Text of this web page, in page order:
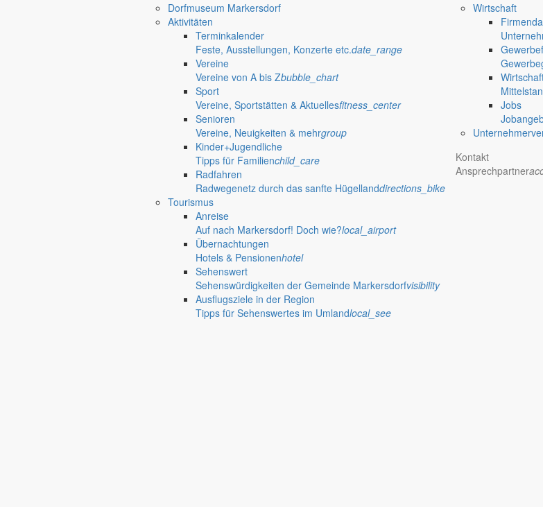
Dorfmuseum Markersdorf
Aktivitäten
Terminkalender
Feste, Ausstellungen, Konzerte etc.date_range
Vereine
Vereine von A bis Zbubble_chart
Sport
Vereine, Sportstätten & Aktuellesfitness_center
Senioren
Vereine, Neuigkeiten & mehrgroup
Kinder+Jugendliche
Tipps für Familienchild_care
Radfahren
Radwegenetz durch das sanfte Hügellanddirections_bike
Tourismus
Anreise
Auf nach Markersdorf! Doch wie?local_airport
Übernachtungen
Hotels & Pensionenhotel
Sehenswert
Sehenswürdigkeiten der Gemeinde Markersdorfvisibility
Ausflugsziele in der Region
Tipps für Sehenswertes im Umlandlocal_see
Wirtschaft
Jobs
Kontakt
Ansprechpartner
Jauernick-Buschbach
Früher musste man wegen jeder Angelegenheit “uff de Gemeende”, heute stellt das Rathaus Markersdorf viele